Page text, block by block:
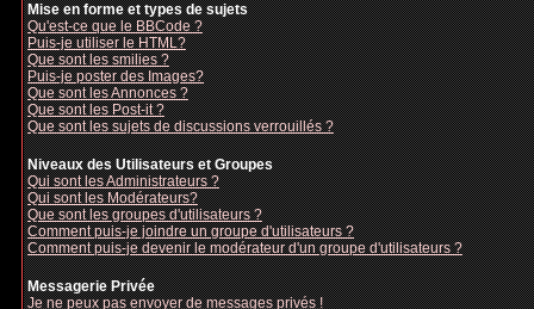
Mise en forme et types de sujets
Qu'est-ce que le BBCode ?
Puis-je utiliser le HTML?
Que sont les smilies ?
Puis-je poster des Images?
Que sont les Annonces ?
Que sont les Post-it ?
Que sont les sujets de discussions verrouillés ?
Niveaux des Utilisateurs et Groupes
Qui sont les Administrateurs ?
Qui sont les Modérateurs?
Que sont les groupes d'utilisateurs ?
Comment puis-je joindre un groupe d'utilisateurs ?
Comment puis-je devenir le modérateur d'un groupe d'utilisateurs ?
Messagerie Privée
Je ne peux pas envoyer de messages privés !